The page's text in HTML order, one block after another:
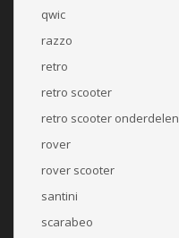
qwic
razzo
retro
retro scooter
retro scooter onderdelen
rover
rover scooter
santini
scarabeo